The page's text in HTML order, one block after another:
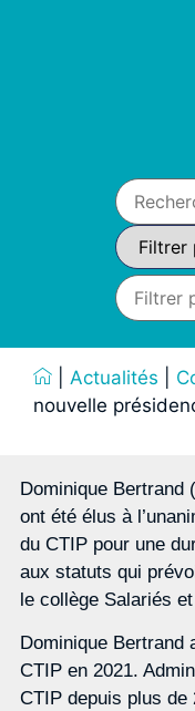
Actualités
nouvelle
Dominique Bertrand
ont été élus à
du CTIP pour une
aux statuts qui
le collège Salariés
Dominique Bertrand
CTIP en 2021.
CTIP depuis plus